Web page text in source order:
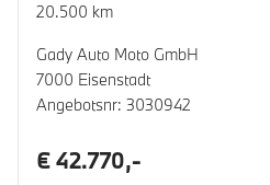
20.500 km
Gady Auto Moto GmbH
7000 Eisenstadt
Angebotsnr: 3030942
€ 42.770,-